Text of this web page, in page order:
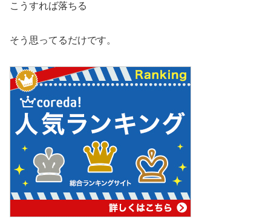
こうすれば落ちる
そう思ってるだけです。